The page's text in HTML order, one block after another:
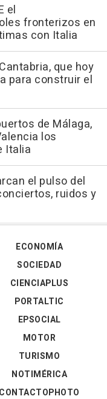
el
fronterizos en
con Italia
que hoy
para construir el
de Málaga,
los
Italia
el pulso del
ruidos y
ECONOMÍA
SOCIEDAD
CIENCIAPLUS
PORTALTIC
EPSOCIAL
MOTOR
TURISMO
NOTIMÉRICA
CONTACTOPHOTO